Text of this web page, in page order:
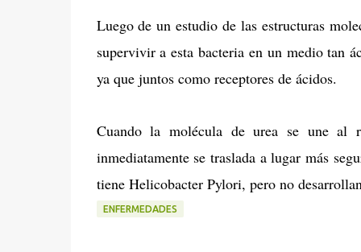
Luego de un estudio de las estructuras
supervivir a esta bacteria en un medio tan
ya que juntos como receptores de ácidos.
Cuando la molécula de urea se une
inmediatamente se traslada a lugar más
tiene Helicobacter Pylori, pero no
ENFERMEDADES